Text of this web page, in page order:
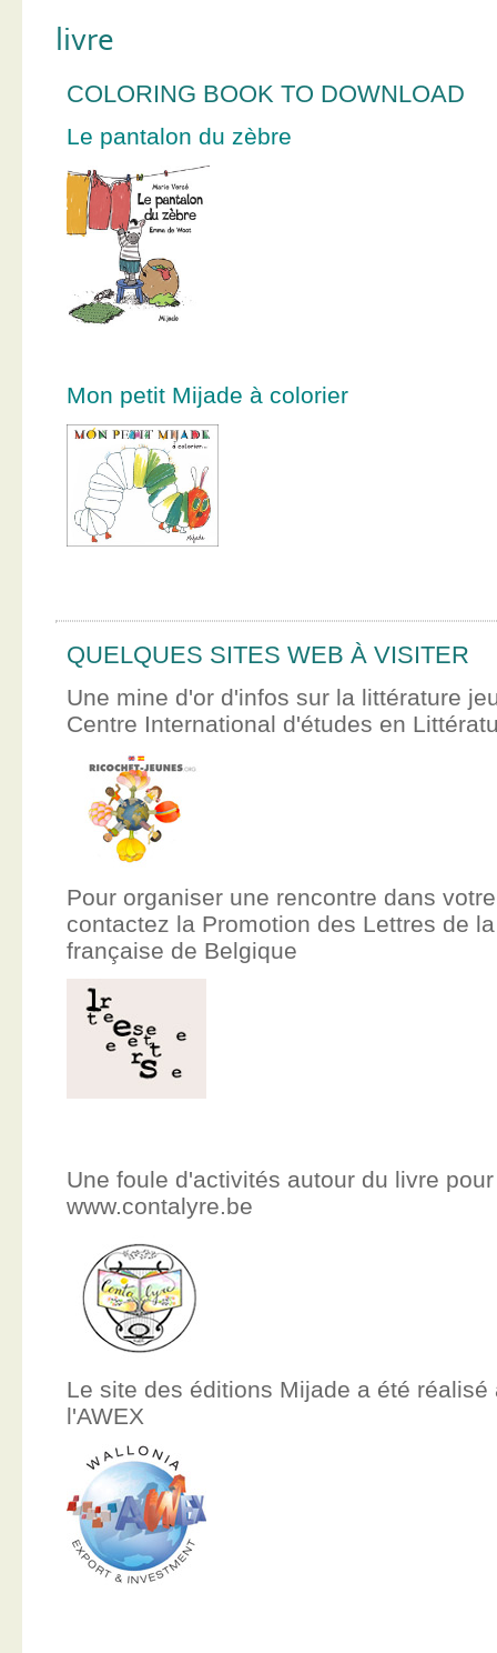
livre
COLORING BOOK TO DOWNLOAD
Le pantalon du zèbre
Mon petit Mijade à colorier
QUELQUES SITES WEB À VISITER
Une mine d'or d'infos sur la littérature
Centre International d'études en
Pour organiser une rencontre dans
contactez la Promotion des Lettres de
française de Belgique
Une foule d'activités autour du livre
www.contalyre.be
Le site des éditions Mijade a été réalisé
l'AWEX